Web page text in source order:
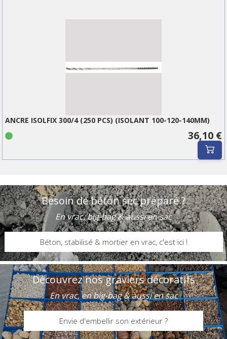
ANCRE ISOLFIX 300/4 (250 PCS) (ISOLANT 100-120-140MM)
36,10 €
Besoin de béton sec préparé ?
En vrac, big-bag & aussi en sac
Béton, stabilisé & mortier en vrac, c'est ici !
Découvrez nos graviers décoratifs
En vrac, en big-bag & aussi en sac
Envie d'embellir son extérieur ?